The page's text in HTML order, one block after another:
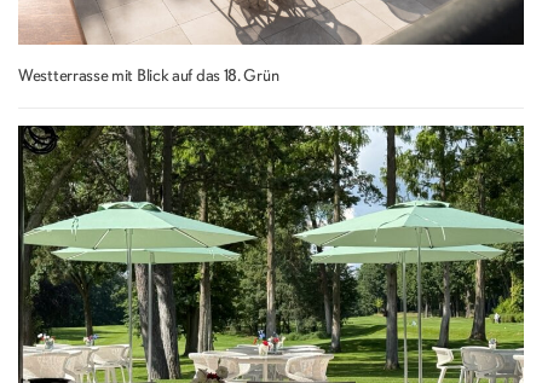
Westterrasse mit Blick auf das 18. Grün